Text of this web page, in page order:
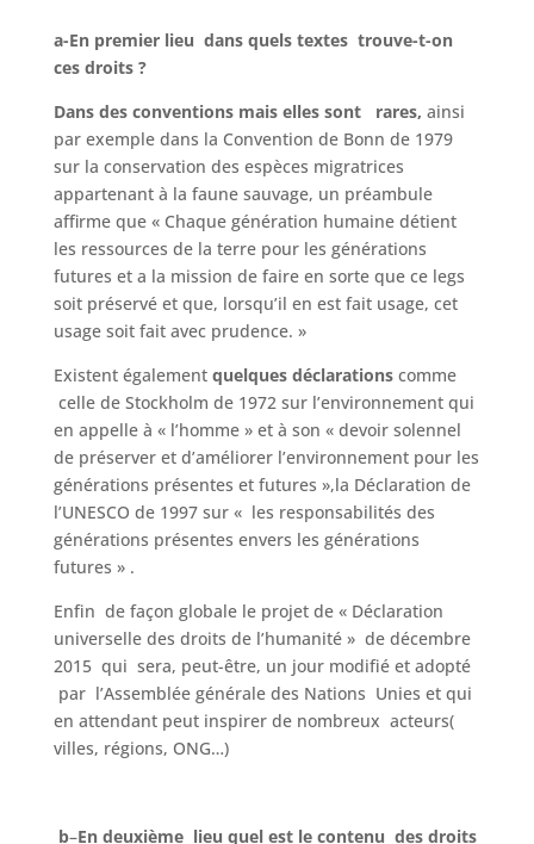
a-En premier lieu dans quels textes trouve-t-on
ces droits ?
Dans des conventions mais elles sont rares, ainsi
par exemple dans la Convention de Bonn de 1979
sur la conservation des espèces migratrices
appartenant à la faune sauvage, un préambule
affirme que « Chaque génération humaine détient
les ressources de la terre pour les générations
futures et a la mission de faire en sorte que ce legs
soit préservé et que, lorsqu’il en est fait usage, cet
usage soit fait avec prudence. »
Existent également quelques déclarationscomme
celle de Stockholm de 1972 sur l’environnement qui
en appelle à « l’homme » et à son « devoir solennel
de préserver et d’améliorer l’environnement pour les
générations présentes et futures »,la Déclaration de
l’UNESCO de 1997 sur « les responsabilités des
générations présentes envers les générations
futures » .
Enfin de façon globale le projet de « Déclaration
universelle des droits de l’humanité » de décembre
2015 qui sera, peut-être, un jour modifié et adopté
par l’Assemblée générale des Nations Unies et qui
en attendant peut inspirer de nombreux acteurs(
villes, régions, ONG…)
b–En deuxième lieu quel est le contenu des droits